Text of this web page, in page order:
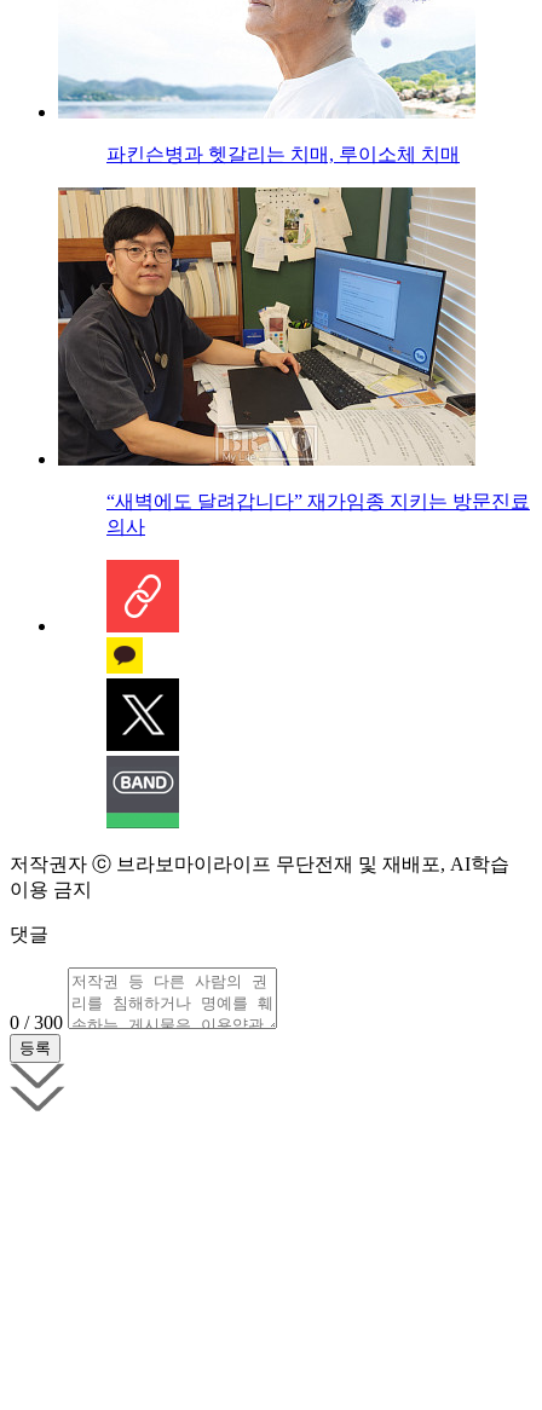
파킨슨병과 헷갈리는 치매, 루이소체 치매
“새벽에도 달려갑니다” 재가임종 지키는 방문진료
의사
저작권자 ⓒ 브라보마이라이프 무단전재 및 재배포, AI학습
이용 금지
댓글
0 / 300